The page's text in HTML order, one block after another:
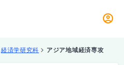
経済学研究科 アジア地域経済専攻